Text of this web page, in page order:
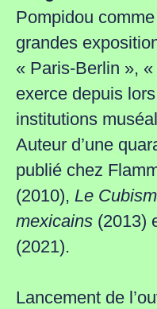
Pompidou
grandes
« Paris-Berlin »,
exerce depuis
institutions
Auteur d’une
publié chez
(2010), Le
mexicains (2013)
(2021).
Lancement de